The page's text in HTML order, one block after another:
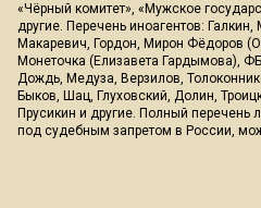
«Чёрный комитет», «Мужское
другие. Перечень иноагентов:
Макаревич, Гордон, Мирон Фёдоров
Монеточка (Елизавета Гардымова),
Дождь, Медуза, Верзилов,
Быков, Шац, Глуховский, Долин,
Прусикин и другие. Полный перечень
под судебным запретом в России,